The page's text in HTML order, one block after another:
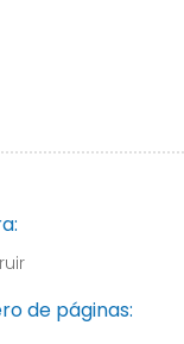
de páginas: